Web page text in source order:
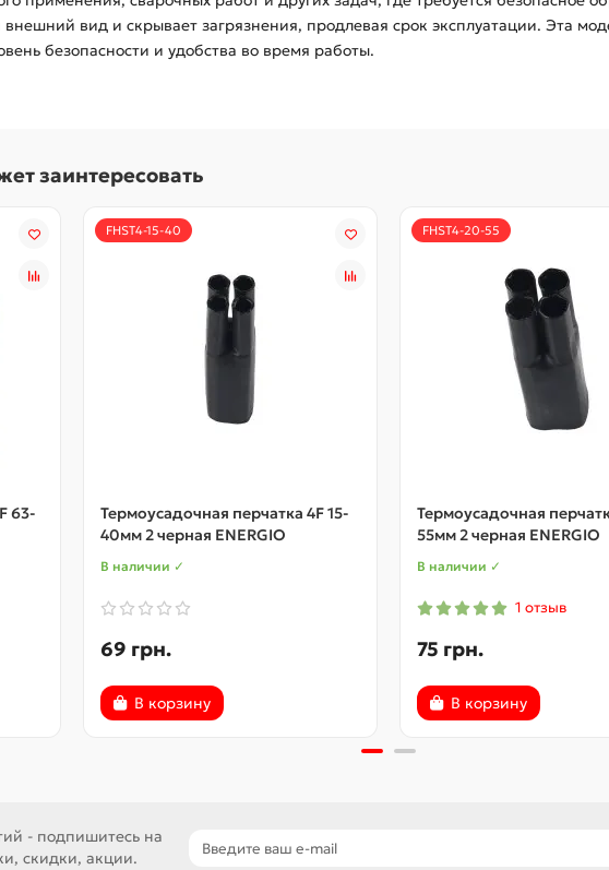
вид и скрывает загрязнения, продлевая срок эксплуатации. Эта
безопасности и удобства во время работы.
заинтересовать
63-
FHST4-15-40
Термоусадочная перчатка 4F 15-
40мм 2 черная ENERGIO
В наличии ✓
69 грн.
В корзину
FHST4-20-55
Термоусадочная
55мм 2 черная ENERGIO
В наличии ✓
1 отзыв
75 грн.
В корзину
- подпишитесь на
скидки, акции.